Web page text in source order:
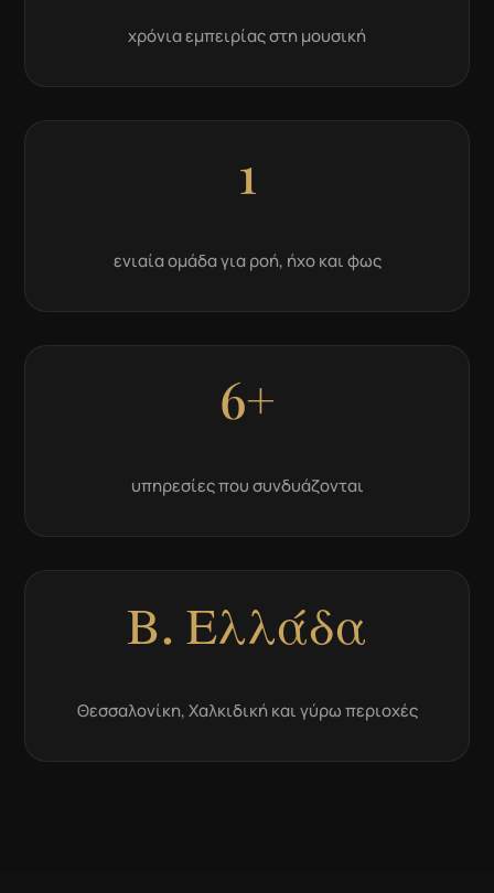
χρόνια εμπειρίας στη μουσική
1
ενιαία ομάδα για ροή, ήχο και φως
6+
υπηρεσίες που συνδυάζονται
Β. Ελλάδα
Θεσσαλονίκη, Χαλκιδική και γύρω περιοχές